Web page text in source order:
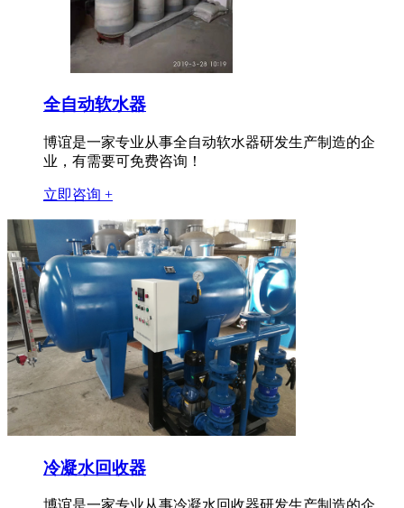
全自动软水器
博谊是一家专业从事全自动软水器研发生产制造的企
业，有需要可免费咨询！
立即咨询 +
冷凝水回收器